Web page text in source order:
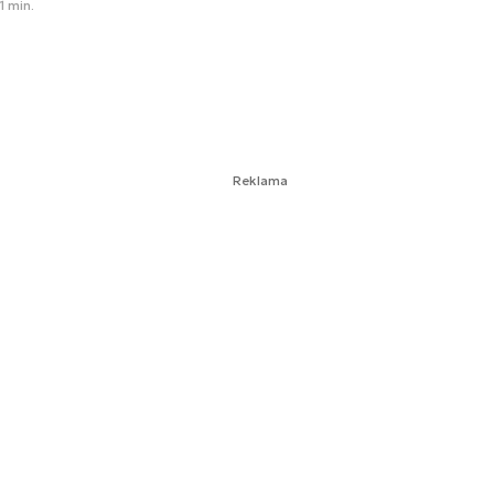
1 min.
Reklama